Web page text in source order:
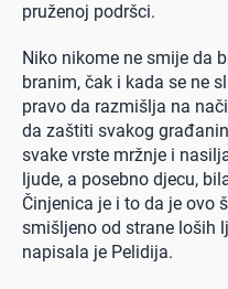
pruženoj podršci.
Niko nikome ne smije da
branim, čak i kada se ne
pravo da razmišlja na
da zaštiti svakog
svake vrste mržnje i
ljude, a posebno djecu,
Činjenica je i to da je ovo
smišljeno od strane loših
napisala je Pelidija.